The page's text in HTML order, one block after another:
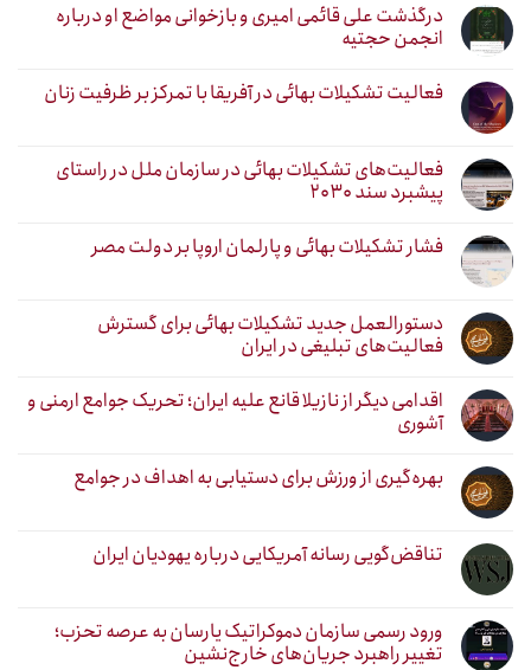
درگذشت علی قائمی امیری و بازخوانی مواضع او درباره
انجمن حجتیه
فعالیت تشکیلات بهائی در آفریقا با تمرکز بر ظرفیت زنان
فعالیت‌های تشکیلات بهائی در سازمان ملل در راستای
پیشبرد سند ۲۰۳۰
فشار تشکیلات بهائی و پارلمان اروپا بر دولت مصر
دستورالعمل جدید تشکیلات بهائی برای گسترش
فعالیت‌های تبلیغی در ایران
اقدامی دیگر از نازیلا قانع علیه ایران؛ تحریک جوامع ارمنی و
آشوری
بهره‌گیری از ورزش برای دستیابی به اهداف در جوامع
تناقض‌گویی رسانه آمریکایی درباره یهودیان ایران
ورود رسمی سازمان دموکراتیک یارسان به عرصه تحزب؛
تغییر راهبرد جریان‌های خارج‌نشین